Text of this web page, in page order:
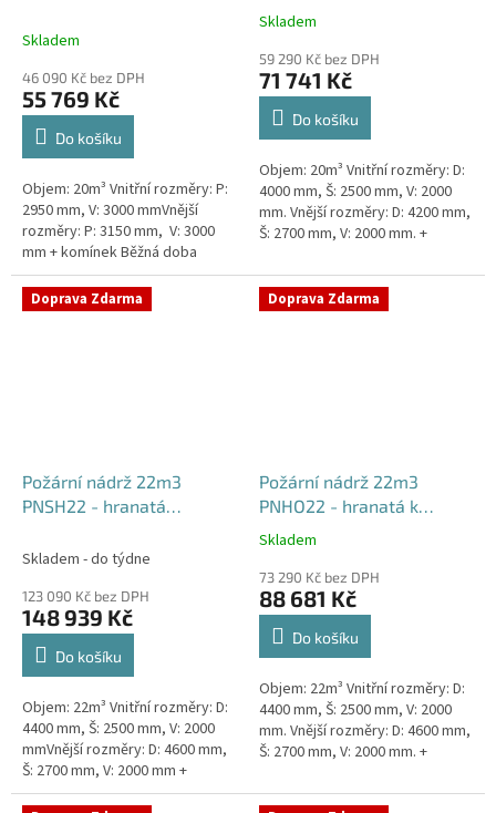
Skladem
46 090 Kč bez DPH
55 769 Kč
Do košíku
Objem: 20m³ Vnitřní rozměry: P:
2950 mm, V: 3000 mmVnější
rozměry: P: 3150 mm, V: 3000
mm + komínek Běžná doba
dodání 2-3 týdny od objednávky.
Rozměry nádrže možno...
obetonování
Průměrné
produktu
je
5,0
hvězdiček.
Skladem
59 290 Kč bez DPH
71 741 Kč
Do košíku
Objem: 20m³ Vnitřní rozměry: D:
4000 mm, Š: 2500 mm, V: 2000
mm. Vnější rozměry: D: 4200 mm,
Š: 2700 mm, V: 2000 mm. +
týdny od objednávky....
Doprava Zdarma
Požární nádrž 22m3
PNSH22 - hranatá
Skladem - do týdne
123 090 Kč bez DPH
148 939 Kč
Do košíku
Objem: 22m³ Vnitřní rozměry: D:
4400 mm, Š: 2500 mm, V: 2000
mmVnější rozměry: D: 4600 mm,
Š: 2700 mm, V: 2000 mm +
komínek Běžná doba dodání 2-3
Doprava Zdarma
Požární nádrž 22m3
PNHO22 - hranatá k
obetonování
Průměrné
produktu
je
5,0
hvězdiček.
Skladem
73 290 Kč bez DPH
88 681 Kč
Do košíku
Objem: 22m³ Vnitřní rozměry: D:
4400 mm, Š: 2500 mm, V: 2000
mm. Vnější rozměry: D: 4600 mm,
Š: 2700 mm, V: 2000 mm. +
týdny od objednávky....